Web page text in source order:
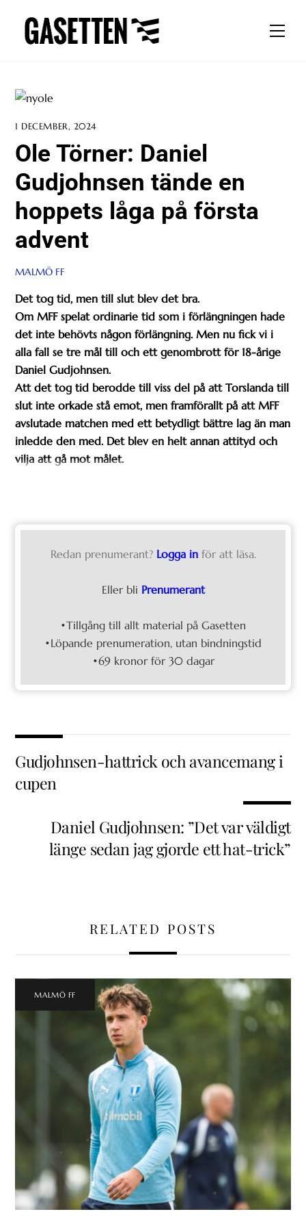
content
1 DECEMBER, 2024
Ole Törner: Daniel
Gudjohnsen tände en
hoppets låga på första
advent
MALMÖ FF
Det tog tid, men till slut blev det bra.
Om MFF spelat ordinarie tid som i förlängningen hade
det inte behövts någon förlängning. Men nu fick vi i
alla fall se tre mål till och ett genombrott för 18-årige
Daniel Gudjohnsen.
Att det tog tid berodde till viss del på att Torslanda till
slut inte orkade stå emot, men framförallt på att MFF
avslutade matchen med ett betydligt bättre lag än man
inledde den med. Det blev en helt annan attityd och
vilja att gå mot målet.
Redan prenumerant? Logga in för att läsa.
Eller bli Prenumerant
•Tillgång till allt material på Gasetten
•Löpande prenumeration, utan bindningstid
•69 kronor för 30 dagar
Gudjohnsen-hattrick och avancemang i
cupen
Daniel Gudjohnsen: ”Det var väldigt
länge sedan jag gjorde ett hat-trick”
RELATED POSTS
MALMÖ FF